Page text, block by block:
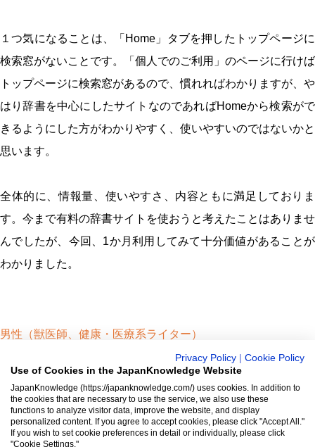
１つ気になることは、「Home」タブを押したトップページに
検索窓がないことです。「個人でのご利用」のページに行けば
トップページに検索窓があるので、慣れればわかりますが、や
はり辞書を中心にしたサイトなのであればHomeから検索がで
きるようにした方がわかりやすく、使いやすいのではないかと
思います。
全体的に、情報量、使いやすさ、内容ともに満足しておりま
す。今まで有料の辞書サイトを使おうと考えたことはありませ
んでしたが、今回、1か月利用してみて十分価値があることが
わかりました。
男性（獣医師、健康・医療系ライター）
ジャパンナレッジは約1900冊以上（総額850万円）の膨大な辞
書・事典などが使い放題のオンライン辞書・事典・叢書サービ
ス。
日本国内のみならず、海外の有名大学から図書館まで、多くの
Privacy Policy
Cookie Policy
Use of Cookies in the JapanKnowledge Website
JapanKnowledge (https://japanknowledge.com/) uses cookies. In addition to
the cookies that are necessary to use the service, we also use these
functions to analyze visitor data, improve the website, and display
personalized content. If you agree to accept cookies, please click "Accept All."
If you wish to set cookie preferences in detail or individually, please click
"Cookie Settings."